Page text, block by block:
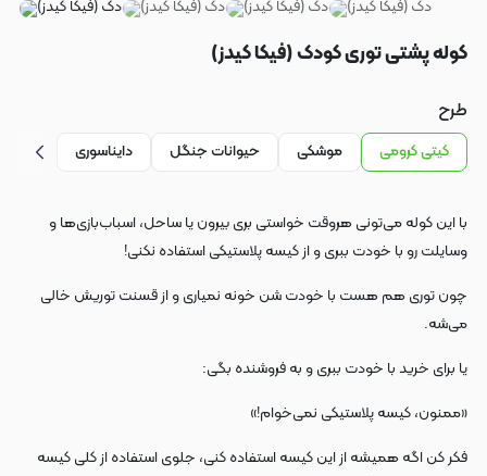
کوله پشتی توری کودک (فیکا کیدز)
طرح
کیتی کرومی موشکی حیوانات جنگل دایناسوری
با این کوله می‌تونی هروقت خواستی بری بیرون یا ساحل، اسباب‌بازی‌ها و
وسایلت رو با خودت ببری و از کیسه پلاستیکی استفاده نکنی!
چون توری هم هست با خودت شن خونه نمیاری و از قسنت توریش خالی
می‌شه.
یا برای خرید با خودت ببری و به فروشنده بگی:
«ممنون، کیسه پلاستیکی نمی‌خوام!»
فکر کن اگه همیشه از این کیسه استفاده کنی، جلوی استفاده از کلی کیسه‌